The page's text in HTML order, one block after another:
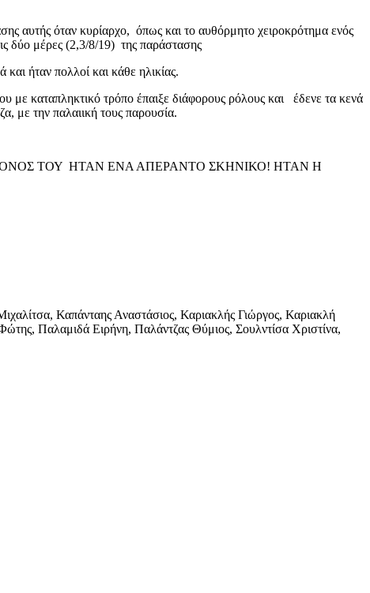
αυτής όταν κυρίαρχο, όπως και το αυθόρμητο χειροκρότημα ενός
δύο μέρες (2,3/8/19) της παράστασης
ήταν πολλοί και κάθε ηλικίας.
καταπληκτικό τρόπο έπαιξε διάφορους ρόλους και έδενε τα κενά
με την παλαιική τους παρουσία.
ΤΟΥ ΗΤΑΝ ΕΝΑ ΑΠΕΡΑΝΤΟ ΣΚΗΝΙΚΟ! ΗΤΑΝ Η
Καπάνταης Αναστάσιος, Καριακλής Γιώργος, Καριακλή
Παλαμιδά Ειρήνη, Παλάντζας Θύμιος, Σουλντίσα Χριστίνα,